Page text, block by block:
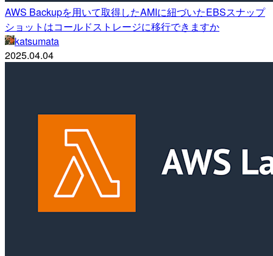
AWS Backupを用いて取得したAMIに紐づいたEBSスナップ
ショットはコールドストレージに移行できますか
katsumata
2025.04.04